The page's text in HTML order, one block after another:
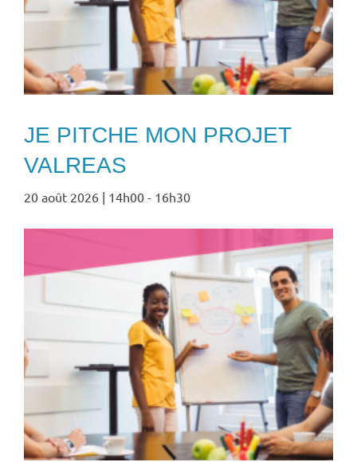
JE PITCHE MON PROJET
VALREAS
20 août 2026 | 14h00 - 16h30